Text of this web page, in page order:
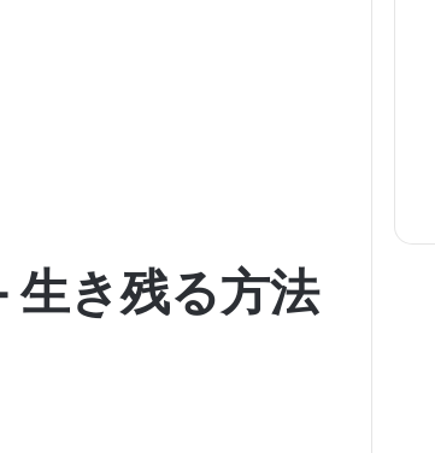
生き残る方法